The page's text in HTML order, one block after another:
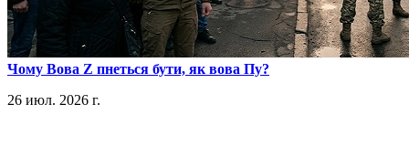
​Чому Вова Z пнеться бути, як вова Пу?
26 июл. 2026 г.